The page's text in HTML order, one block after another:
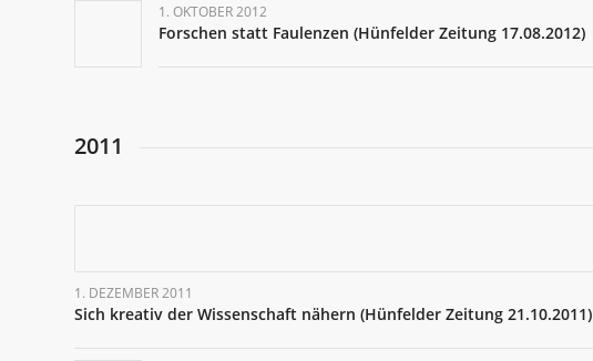
1. OKTOBER 2012
Forschen statt Faulenzen (Hünfelder Zeitung 17.08.2012)
2011
1. DEZEMBER 2011
Sich kreativ der Wissenschaft nähern (Hünfelder Zeitung 21.10.2011)